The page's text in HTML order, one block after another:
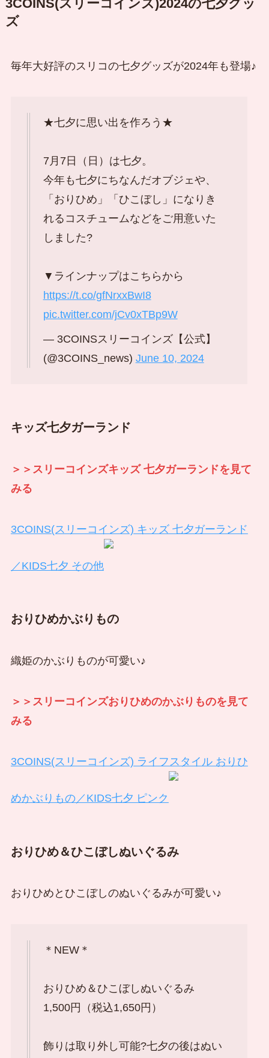
3COINS(スリーコインズ)2024の七夕グッ
ズ
毎年大好評のスリコの七夕グッズが2024年も登場♪
★七夕に思い出を作ろう★
7月7日（日）は七夕。
今年も七夕にちなんだオブジェや、
「おりひめ」「ひこぼし」になりき
れるコスチュームなどをご用意いた
しました?
▼ラインナップはこちらから
https://t.co/gfNrxxBwI8
pic.twitter.com/jCv0xTBp9W
— 3COINSスリーコインズ【公式】
(@3COINS_news) June 10, 2024
キッズ七夕ガーランド
＞＞スリーコインズキッズ 七夕ガーランドを見て
みる
3COINS(スリーコインズ) キッズ 七夕ガーランド
／KIDS七夕 その他
おりひめかぶりもの
織姫のかぶりものが可愛い♪
＞＞スリーコインズおりひめのかぶりものを見て
みる
3COINS(スリーコインズ) ライフスタイル おりひ
めかぶりもの／KIDS七夕 ピンク
おりひめ＆ひこぼしぬいぐるみ
おりひめとひこぼしのぬいぐるみが可愛い♪
＊NEW＊
おりひめ＆ひこぼしぬいぐるみ
1,500円（税込1,650円）
飾りは取り外し可能?七夕の後はぬい